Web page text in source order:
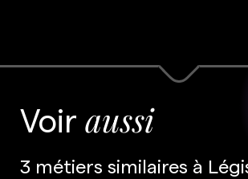
Voir aussi
3 métiers similaires à